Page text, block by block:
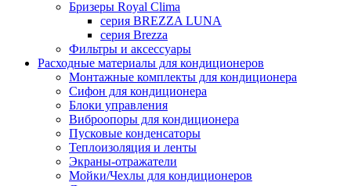
Бризеры Royal Clima
серия BREZZA LUNA
серия Brezza
Фильтры и аксессуары
Расходные материалы для кондиционеров
Монтажные комплекты для кондиционера
Сифон для кондиционера
Блоки управления
Виброопоры для кондиционера
Пусковые конденсаторы
Теплоизоляция и ленты
Экраны-отражатели
Мойки/Чехлы для кондиционеров